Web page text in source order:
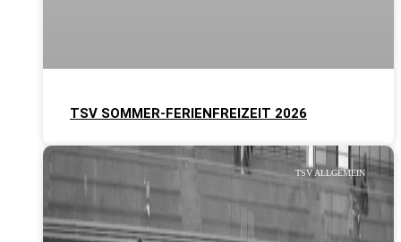
TSV SOMMER-FERIENFREIZEIT 2026
TSV ALLGEMEIN